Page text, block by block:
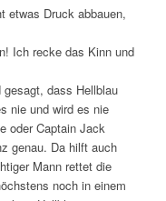
etwas Druck abbauen,
Ich recke das Kinn und
dass Hellblau
nie und wird es nie
oder Captain Jack
genau. Da hilft auch
Mann rettet die
noch in einem